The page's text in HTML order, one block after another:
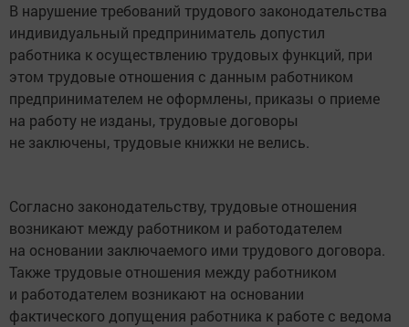
В нарушение требований трудового законодательства
индивидуальный предприниматель допустил
работника к осуществлению трудовых функций, при
этом трудовые отношения с данным работником
предпринимателем не оформлены, приказы о приеме
на работу не изданы, трудовые договоры
не заключены, трудовые книжки не велись.
Согласно законодательству, трудовые отношения
возникают между работником и работодателем
на основании заключаемого ими трудового договора.
Также трудовые отношения между работником
и работодателем возникают на основании
фактического допущения работника к работе с ведома